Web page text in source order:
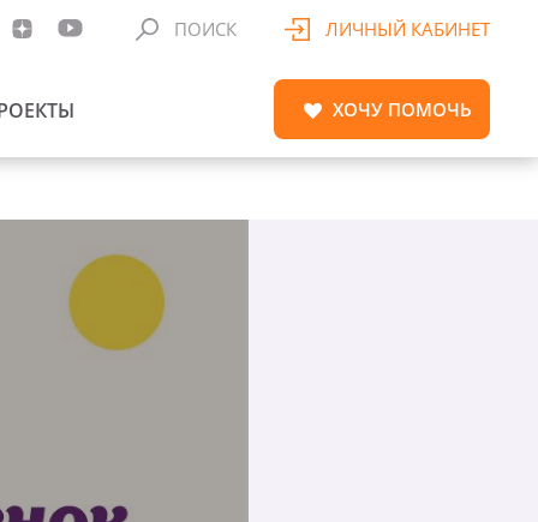
ПОИСК ЛИЧНЫЙ КАБИНЕТ
ХОЧУ ПОМОЧЬ